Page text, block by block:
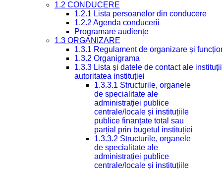
1.2 CONDUCERE
1.2.1 Lista persoanelor din conducere
1.2.2 Agenda conducerii
Programare audiențe
1.3 ORGANIZARE
1.3.1 Regulament de organizare și
1.3.2 Organigrama
1.3.3 Lista și datele de contact ale
autoritatea instituției
1.3.3.1 Structurile, organele
de specialitate ale
administrației publice
centrale/locale și instituțiile
publice finanțate total sau
parțial prin bugetul instituției
1.3.3.2 Structurile, organele
de specialitate ale
administrației publice
centrale/locale și instituțiile